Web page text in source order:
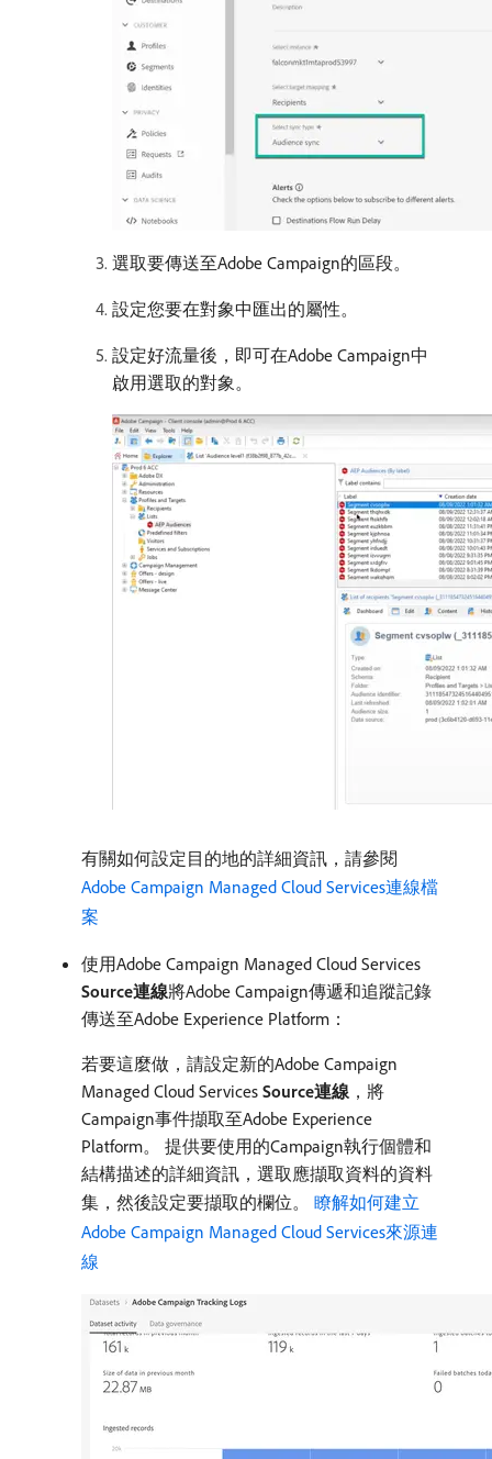
選取要傳送至Adobe Campaign的區段。
設定您要在對象中匯出的屬性。
設定好流量後，即可在Adobe Campaign中
啟用選取的對象。
有關如何設定目的地的詳細資訊，請參閱
Adobe Campaign Managed Cloud Services連線檔
案
使用Adobe Campaign Managed Cloud Services
Source連線​將Adobe Campaign傳遞和追蹤記錄
傳送至Adobe Experience Platform：
若要這麼做，請設定新的Adobe Campaign
Managed Cloud Services Source連線 ，將
Campaign事件擷取至Adobe Experience
Platform。 提供要使用的Campaign執行個體和
結構描述的詳細資訊，選取應擷取資料的資料
集，然後設定要擷取的欄位。 瞭解如何建立
Adobe Campaign Managed Cloud Services來源連
線